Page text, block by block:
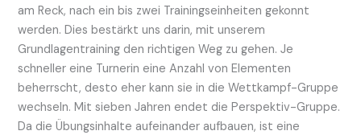
am Reck, nach ein bis zwei Trainingseinheiten gekonnt
werden. Dies bestärkt uns darin, mit unserem
Grundlagentraining den richtigen Weg zu gehen. Je
schneller eine Turnerin eine Anzahl von Elementen
beherrscht, desto eher kann sie in die Wettkampf-Gruppe
wechseln. Mit sieben Jahren endet die Perspektiv-Gruppe.
Da die Übungsinhalte aufeinander aufbauen, ist eine